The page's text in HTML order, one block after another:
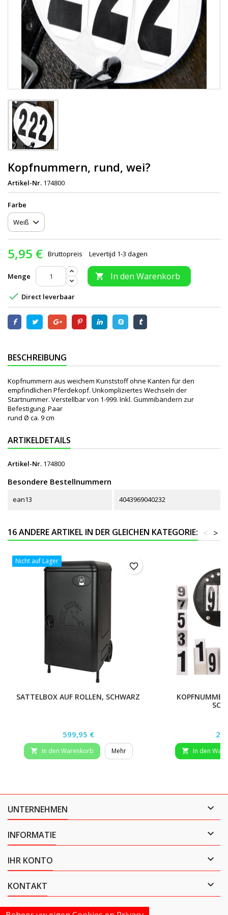
Kopfnummern, rund, wei?
Artikel-Nr. 174800
Farbe
5,95 € Bruttopreis Levertijd 1-3 dagen
Menge  In den Warenkorb
 Direct leverbaar
BESCHREIBUNG
Kopfnummern aus weichem Kunststoff ohne Kanten für den
empfindlichen Pferdekopf. Unkompliziertes Wechseln der
Startnummer. Verstellbar von 1-999. Inkl. Gummibändern zur
Befestigung. Paar
rund Ø ca. 9 cm
ARTIKELDETAILS
Artikel-Nr. 174800
Besondere Bestellnummern
ean13 4043969040232
16 ANDERE ARTIKEL IN DER GLEICHEN KATEGORIE: >
<
Nicht auf Lager
SATTELBOX AUF ROLLEN, SCHWARZ
Preis
599,95 €
 In den Warenkorb Mehr
favorite_border
 In den
UNTERNEHMEN 
INFORMATIE 
IHR KONTO 
KONTAKT 